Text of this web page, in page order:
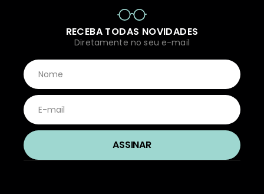
RECEBA TODAS NOVIDADES
Diretamente no seu e-mail